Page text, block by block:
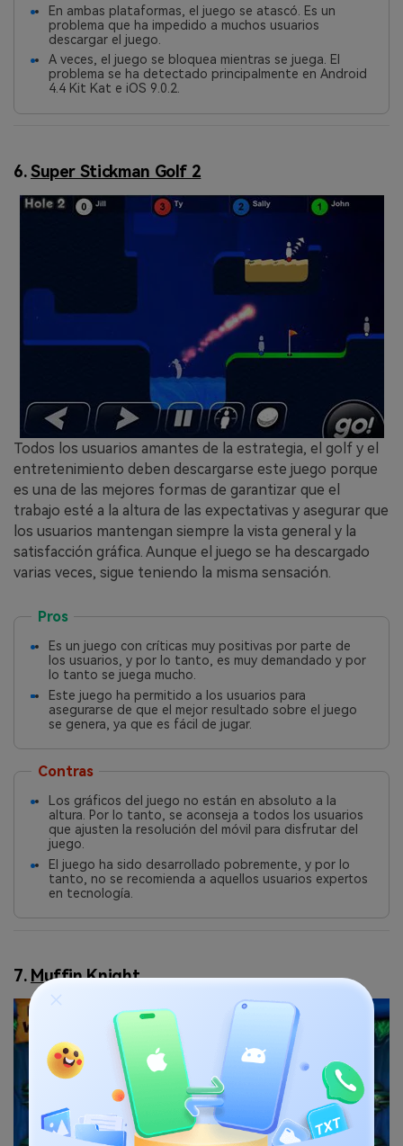
En ambas plataformas, el juego se atascó. Es un
problema que ha impedido a muchos usuarios
descargar el juego.
A veces, el juego se bloquea mientras se juega. El
problema se ha detectado principalmente en Android
4.4 Kit Kat e iOS 9.0.2.
6.Super Stickman Golf 2
Todos los usuarios amantes de la estrategia, el golf y el
entretenimiento deben descargarse este juego porque
es una de las mejores formas de garantizar que el
trabajo esté a la altura de las expectativas y asegurar que
los usuarios mantengan siempre la vista general y la
satisfacción gráfica. Aunque el juego se ha descargado
varias veces, sigue teniendo la misma sensación.
Pros
Es un juego con críticas muy positivas por parte de
los usuarios, y por lo tanto, es muy demandado y por
lo tanto se juega mucho.
Este juego ha permitido a los usuarios para
asegurarse de que el mejor resultado sobre el juego
se genera, ya que es fácil de jugar.
Contras
Los gráficos del juego no están en absoluto a la
altura. Por lo tanto, se aconseja a todos los usuarios
que ajusten la resolución del móvil para disfrutar del
juego.
El juego ha sido desarrollado pobremente, y por lo
tanto, no se recomienda a aquellos usuarios expertos
en tecnología.
7. Muffin Knight